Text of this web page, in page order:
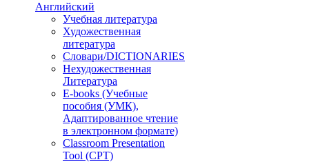
Английский
Учебная литература
Художественная
литература
Словари/DICTIONARIES
Нехудожественная
Литература
E-books (Учебные
пособия (УМК),
Адаптированное чтение
в электронном формате)
Classroom Presentation
Tool (CPT)